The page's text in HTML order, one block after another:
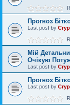
Прогноз
Last post by
Мій
Очікую
Last post by
Прогноз
Last post by